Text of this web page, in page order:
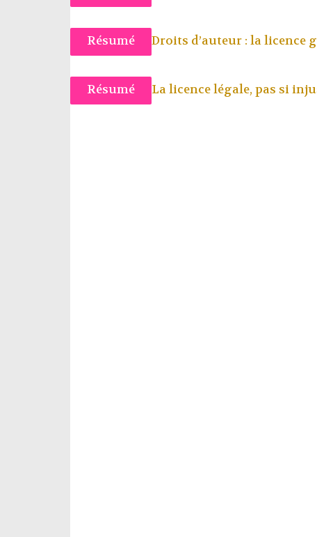
Résumé Droits d’auteur : la licence
Résumé La licence légale, pas si